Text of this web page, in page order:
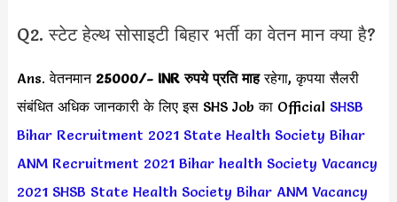
Q2. स्टेट हेल्थ सोसाइटी बिहार भर्ती का वेतन मान क्या है?
Ans. वेतनमान 25000/- INR रुपये प्रति माहरहेगा, कृपया सैलरी
संबंधित अधिक जानकारी के लिए इस SHS Job का Official SHSB
Bihar Recruitment 2021 State Health Society Bihar
ANM Recruitment 2021 Bihar health Society Vacancy
2021 SHSB State Health Society Bihar ANM Vacancy